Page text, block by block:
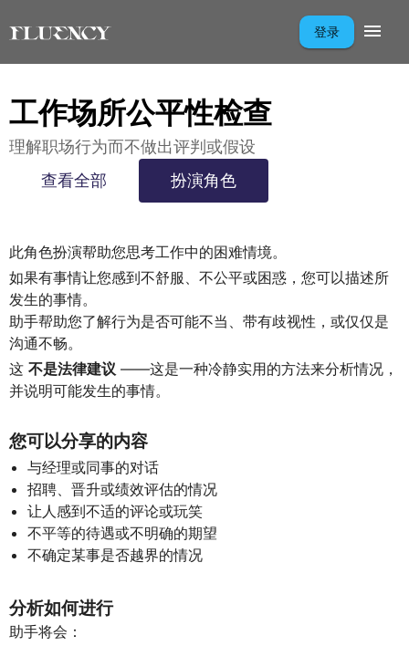
登录
工作场所公平性检查
理解职场行为而不做出评判或假设
查看全部
扮演角色
此角色扮演帮助您思考工作中的困难情境。
如果有事情让您感到不舒服、不公平或困惑，您可以描述所
发生的事情。
助手帮助您了解行为是否可能不当、带有歧视性，或仅仅是
沟通不畅。
这 不是法律建议 ——这是一种冷静实用的方法来分析情况，
并说明可能发生的事情。
您可以分享的内容
与经理或同事的对话
招聘、晋升或绩效评估的情况
让人感到不适的评论或玩笑
不平等的待遇或不明确的期望
不确定某事是否越界的情况
分析如何进行
助手将会：